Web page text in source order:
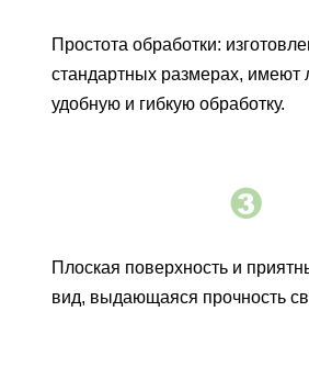
Простота обработки:
стандартных размерах, имеют
удобную и гибкую обработку.

Плоская поверхность и
вид, выдающаяся прочность